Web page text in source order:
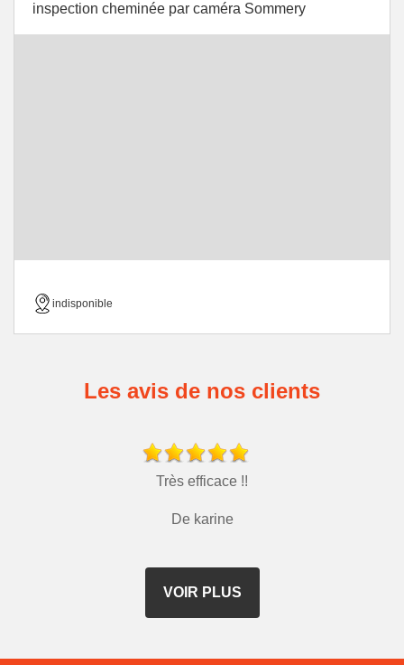
inspection cheminée par caméra Sommery
indisponible
Les avis de nos clients
Très efficace !!
De karine
VOIR PLUS